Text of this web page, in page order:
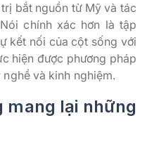
bắt nguồn từ Mỹ và tác
chính xác hơn là tập
kết nối của cột sống với
hiện được phương pháp
và kinh nghiệm.
mang lại những